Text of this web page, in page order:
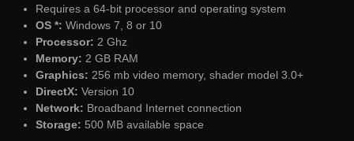
Requires a 64-bit processor and operating system
OS *: Windows 7, 8 or 10
Processor: 2 Ghz
Memory: 2 GB RAM
Graphics: 256 mb video memory, shader model 3.0+
DirectX: Version 10
Network: Broadband Internet connection
Storage: 500 MB available space